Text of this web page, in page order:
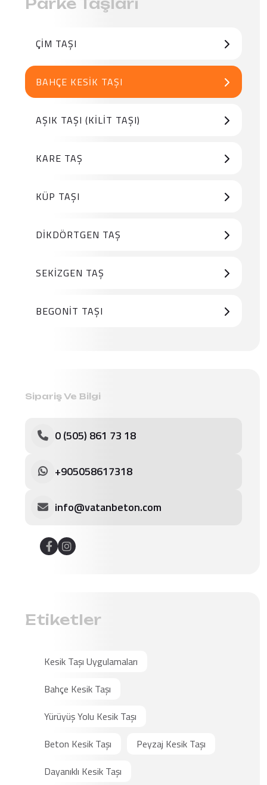
ÇIM TAŞI
BAHÇE KESIK TAŞI
AŞIK TAŞI (KILIT TAŞI)
KARE TAŞ
KÜP TAŞI
DIKDÖRTGEN TAŞ
SEKIZGEN TAŞ
BEGONIT TAŞI
Sipariş Ve Bilgi
0 (505) 861 73 18
+905058617318
info@vatanbeton.com
Etiketler
Kesik Taşı Uygulamaları
Bahçe Kesik Taşı
Yürüyüş Yolu Kesik Taşı
Beton Kesik Taşı
Peyzaj Kesik Taşı
Dayanıklı Kesik Taşı